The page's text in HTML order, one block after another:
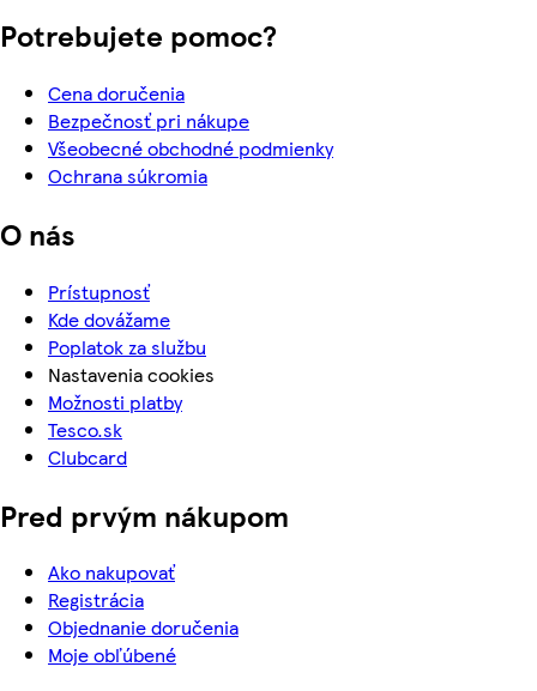
Potrebujete pomoc?
Cena doručenia
Bezpečnosť pri nákupe
Všeobecné obchodné podmienky
Ochrana súkromia
O nás
Prístupnosť
Kde dovážame
Poplatok za službu
Nastavenia cookies
Možnosti platby
Tesco.sk
Clubcard
Pred prvým nákupom
Ako nakupovať
Registrácia
Objednanie doručenia
Moje obľúbené